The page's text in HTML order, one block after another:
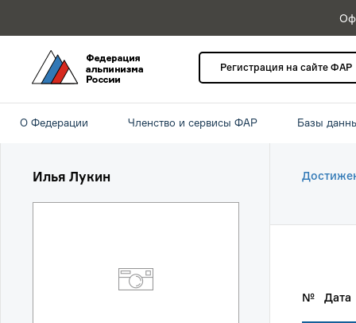
Регистрация на сайте ФАР
О Федерации Членство и сервисы ФАР Базы
Илья Лукин
№ Дата